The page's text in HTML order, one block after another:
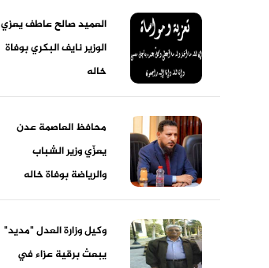
العميد صالح عاطف يعزي
الوزير نايف البكري بوفاة
خاله
محافظ العاصمة عدن
يعزّي وزير الشباب
والرياضة بوفاة خاله
وكيل وزارة العدل "مديد"
يبعث برقية عزاء في